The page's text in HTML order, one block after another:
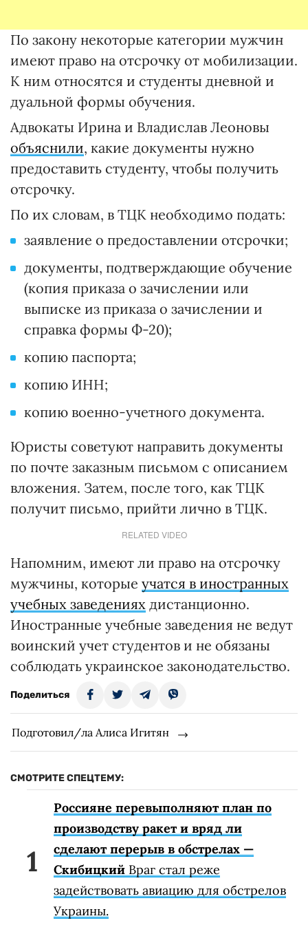
По закону некоторые категории мужчин
имеют право на отсрочку от мобилизации.
К ним относятся и студенты дневной и
дуальной формы обучения.
Адвокаты Ирина и Владислав Леоновы
объяснили, какие документы нужно
предоставить студенту, чтобы получить
отсрочку.
По их словам, в ТЦК необходимо подать:
заявление о предоставлении отсрочки;
документы, подтверждающие обучение
(копия приказа о зачислении или
выписке из приказа о зачислении и
справка формы Ф-20);
копию паспорта;
копию ИНН;
копию военно-учетного документа.
Юристы советуют направить документы
по почте заказным письмом с описанием
вложения. Затем, после того, как ТЦК
получит письмо, прийти лично в ТЦК.
RELATED VIDEO
Напомним, имеют ли право на отсрочку
мужчины, которые учатся в иностранных
учебных заведениях дистанционно.
Иностранные учебные заведения не ведут
воинский учет студентов и не обязаны
соблюдать украинское законодательство.
Поделиться
Подготовил/ла Алиса Игитян
СМОТРИТЕ СПЕЦТЕМУ:
Россияне перевыполняют план по
производству ракет и вряд ли
сделают перерыв в обстрелах —
Скибицкий Враг стал реже
задействовать авиацию для обстрелов
Украины.